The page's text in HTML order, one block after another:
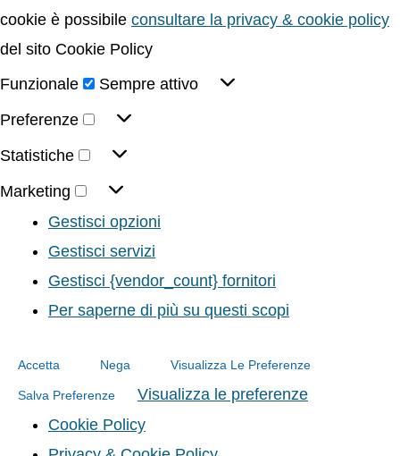
cookie è possibile consultare la privacy & cookie policy
del sito Cookie Policy
Funzionale
Sempre attivo
Preferenze
Statistiche
Marketing
Gestisci opzioni
Gestisci servizi
Gestisci {vendor_count} fornitori
Per saperne di più su questi scopi
Accetta Nega Visualizza Le Preferenze
Salva Preferenze
Visualizza le preferenze
Cookie Policy